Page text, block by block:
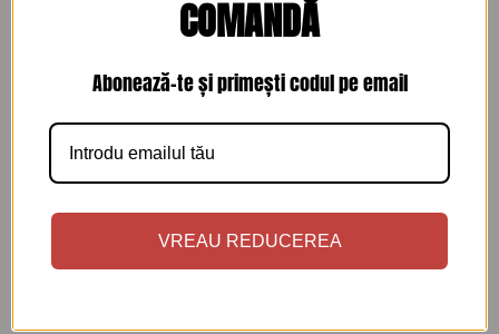
BLUZE
COMANDĂ
Abonează-te și primești codul pe email
VREAU REDUCEREA